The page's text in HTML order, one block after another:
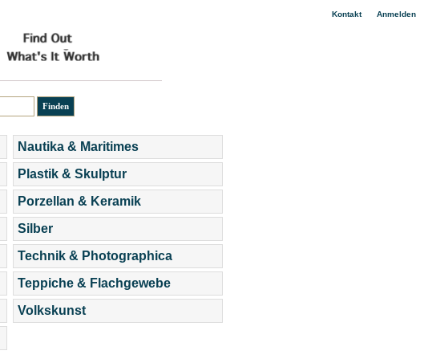
Kontakt| Anmelden
Nautika & Maritimes
Plastik & Skulptur
Porzellan & Keramik
Silber
Technik & Photographica
Teppiche & Flachgewebe
Volkskunst